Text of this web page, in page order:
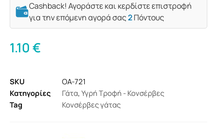
Cashback! Αγοράστε και κερδίστε επιστροφή
για την επόμενη αγορά σας2Πόντους
1.10€
SKU
OA-721
Κατηγορίες
Γάτα,Υγρή Τροφή - Κονσέρβες
Tag
Κονσέρβες γάτας